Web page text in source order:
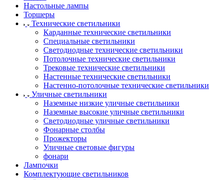
Настольные лампы
Торшеры
Технические светильники
Карданные технические светильники
Специальные светильники
Светодиодные технические светильники
Потолочные технические светильники
Трековые технические светильники
Настенные технические светильники
Настенно-потолочные технические светильники
Уличные светильники
Наземные низкие уличные светильники
Наземные высокие уличные светильники
Светодиодные уличные светильники
Фонарные столбы
Прожекторы
Уличные световые фигуры
фонари
Лампочки
Комплектующие светильников